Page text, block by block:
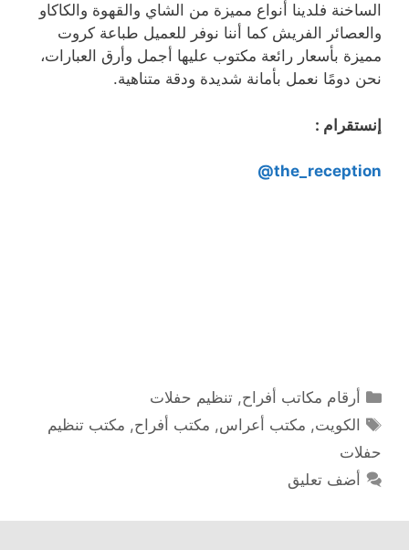
الساخنة فلدينا أنواع مميزة من الشاي والقهوة والكاكاو
والعصائر الفريش كما أننا نوفر للعميل طباعة كروت
مميزة بأسعار رائعة مكتوب عليها أجمل وأرق العبارات،
نحن دومًا نعمل بأمانة شديدة ودقة متناهية.
إنستقرام :
the_reception@
التصنيفات
أرقام مكاتب أفراح,تنظيم حفلات
الوسوم
الكويت, مكتب أعراس, مكتب أفراح, مكتب تنظيم
حفلات
أضف تعليق